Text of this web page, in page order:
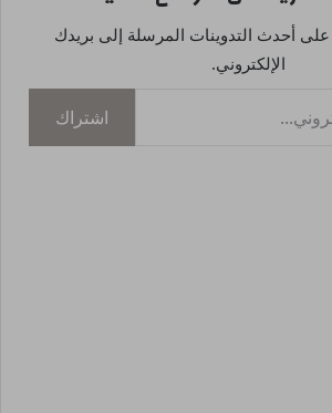
أحدث التدوينات المرسلة إلى بريدك
الإلكتروني.
اشتراك